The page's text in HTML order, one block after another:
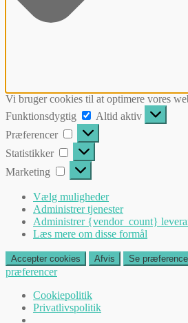
Vi bruger cookies til at optimere vores
Funktionsdygtig
Funktionsdygtig
Altid aktiv
Præferencer
Præferencer
Statistikker Statistikker
Marketing Marketing
Vælg muligheder
Administrer tjenester
Administrer {vendor_count}
Læs mere om disse formål
Accepter cookies Afvis Se
præferencer
Cookiepolitik
Privatlivspolitik